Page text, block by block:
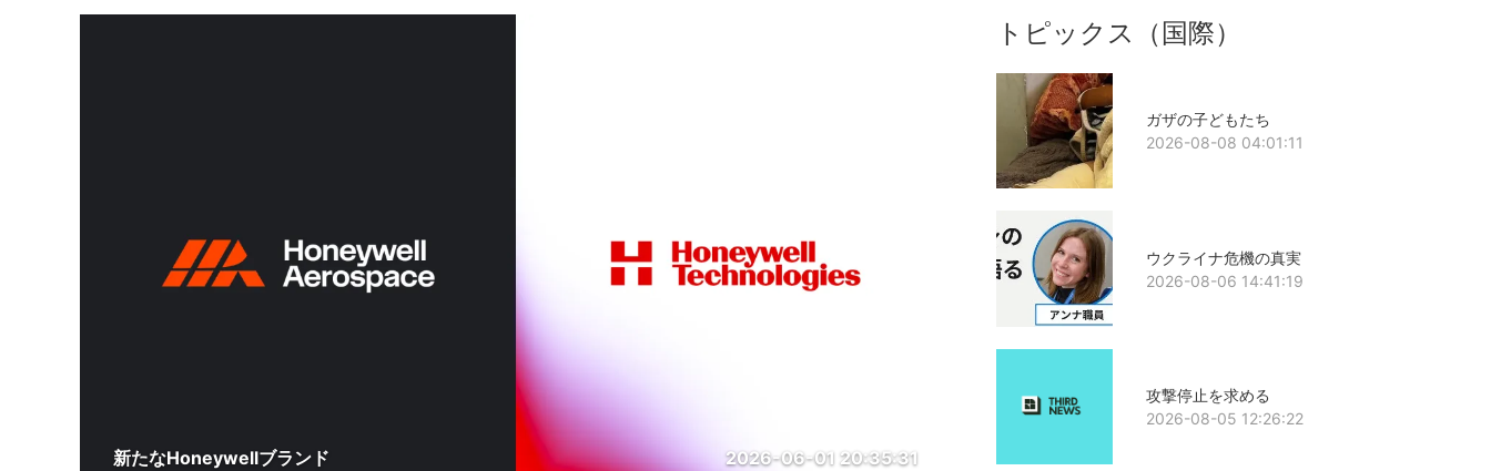
新たなHoneywellブランド 2026-06-01 20:35:31
トピックス（国際）
ガザの子どもたち
2026-08-08 04:01:11
ウクライナ危機の真実
2026-08-06 14:41:19
攻撃停止を求める
2026-08-05 12:26:22